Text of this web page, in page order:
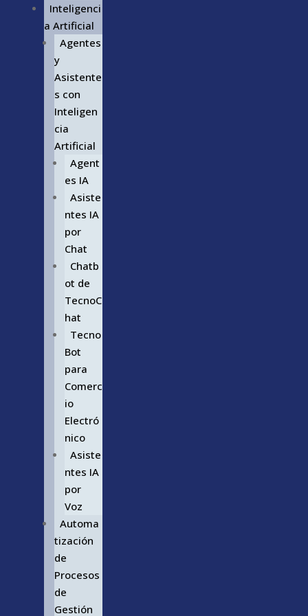
Inteligenci
a Artificial
Agentes
y
Asistente
s con
Inteligen
cia
Artificial
Agent
es IA
Asiste
ntes IA
por
Chat
Chatb
ot de
TecnoC
hat
Tecno
Bot
para
Comerc
io
Electró
nico
Asiste
ntes IA
por
Voz
Automa
tización
de
Procesos
de
Gestión